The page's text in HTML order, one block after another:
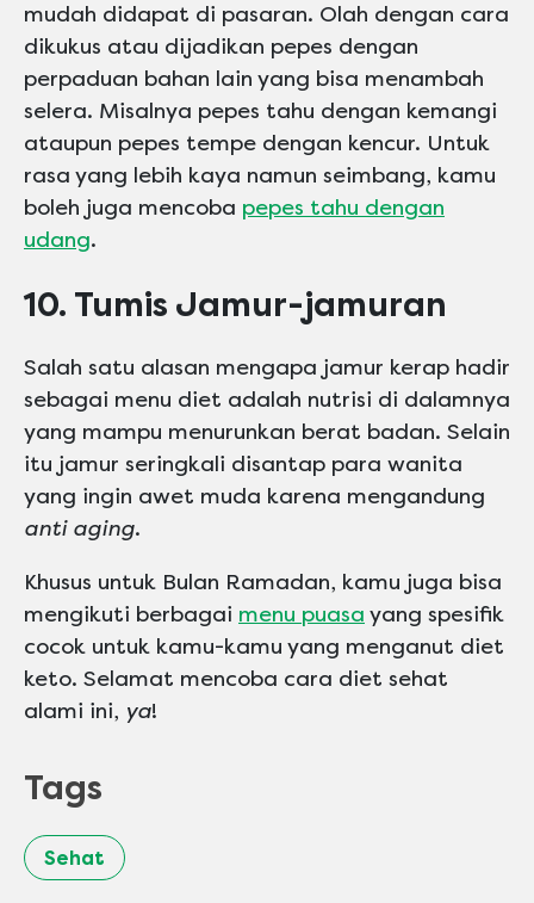
mudah didapat di pasaran. Olah dengan cara
dikukus atau dijadikan pepes dengan
perpaduan bahan lain yang bisa menambah
selera. Misalnya pepes tahu dengan kemangi
ataupun pepes tempe dengan kencur. Untuk
rasa yang lebih kaya namun seimbang, kamu
boleh juga mencoba pepes tahu dengan
udang.
10. Tumis Jamur-jamuran
Salah satu alasan mengapa jamur kerap hadir
sebagai menu diet adalah nutrisi di dalamnya
yang mampu menurunkan berat badan. Selain
itu jamur seringkali disantap para wanita
yang ingin awet muda karena mengandung
anti aging.
Khusus untuk Bulan Ramadan, kamu juga bisa
mengikuti berbagai menu puasa yang spesifik
cocok untuk kamu-kamu yang menganut diet
keto. Selamat mencoba cara diet sehat
alami ini, ya!
Tags
Sehat